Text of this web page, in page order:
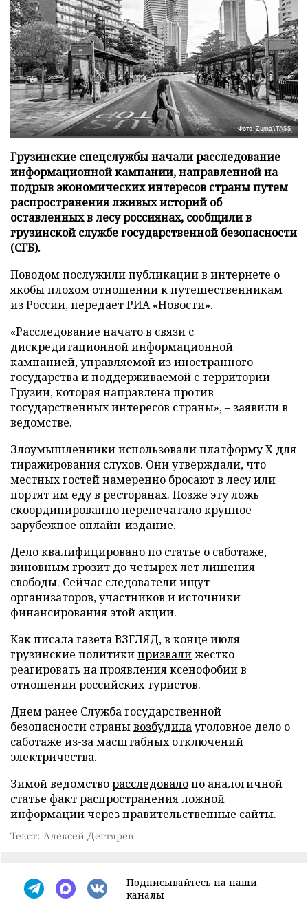
Фото: Zuma\TASS
Грузинские спецслужбы начали расследование
информационной кампании, направленной на
подрыв экономических интересов страны путем
распространения лживых историй об
оставленных в лесу россиянах, сообщили в
грузинской службе государственной безопасности
(СГБ).
Поводом послужили публикации в интернете о
якобы плохом отношении к путешественникам
из России, передаетРИА «Новости».
«Расследование начато в связи с
дискредитационной информационной
кампанией, управляемой из иностранного
государства и поддерживаемой с территории
Грузии, которая направлена против
государственных интересов страны», – заявили в
ведомстве.
Злоумышленники использовали платформу X для
тиражирования слухов. Они утверждали, что
местных гостей намеренно бросают в лесу или
портят им еду в ресторанах. Позже эту ложь
скоординированно перепечатало крупное
зарубежное онлайн-издание.
Дело квалифицировано по статье о саботаже,
виновным грозит до четырех лет лишения
свободы. Сейчас следователи ищут
организаторов, участников и источники
финансирования этой акции.
Как писала газета ВЗГЛЯД, в конце июля
грузинские политикипризвалижестко
реагировать на проявления ксенофобии в
отношении российских туристов.
Днем ранее Служба государственной
безопасности странывозбудилауголовное дело о
саботаже из-за масштабных отключений
электричества.
Зимой ведомстворасследовалопо аналогичной
статье факт распространения ложной
информации через правительственные сайты.
Текст: Алексей Дегтярёв
Подписывайтесь на наши
каналы